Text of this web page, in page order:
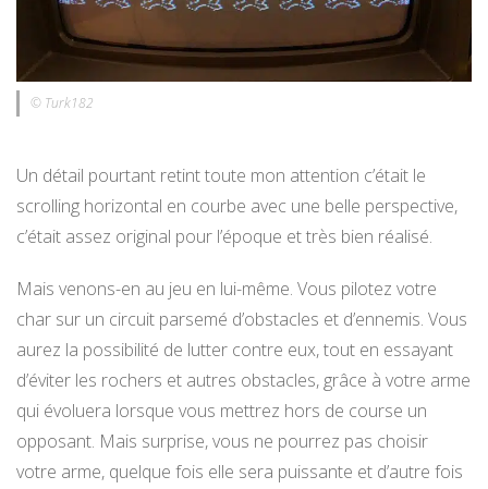
© Turk182
Un détail pourtant retint toute mon attention c’était le
scrolling horizontal en courbe avec une belle perspective,
c’était assez original pour l’époque et très bien réalisé.
Mais venons-en au jeu en lui-même. Vous pilotez votre
char sur un circuit parsemé d’obstacles et d’ennemis. Vous
aurez la possibilité de lutter contre eux, tout en essayant
d’éviter les rochers et autres obstacles, grâce à votre arme
qui évoluera lorsque vous mettrez hors de course un
opposant. Mais surprise, vous ne pourrez pas choisir
votre arme, quelque fois elle sera puissante et d’autre fois